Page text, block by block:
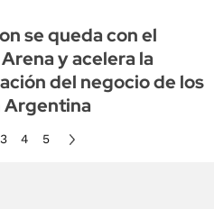
se queda con el
y acelera la
del negocio de los
Argentina
3 4 5